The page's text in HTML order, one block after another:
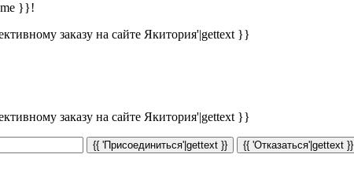
}}!
заказу на сайте Якитория'|gettext }}
заказу на сайте Якитория'|gettext }}
{{ 'Присоединиться'|gettext }} {{ 'Отказаться'|gettext }}